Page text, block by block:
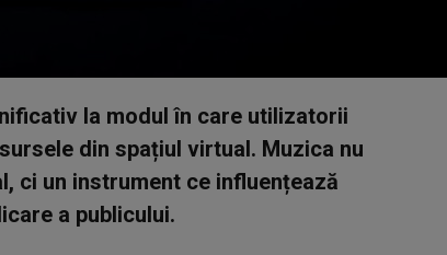
la modul în care utilizatorii
din spațiul virtual. Muzica nu
ci un instrument ce influențează
a publicului.